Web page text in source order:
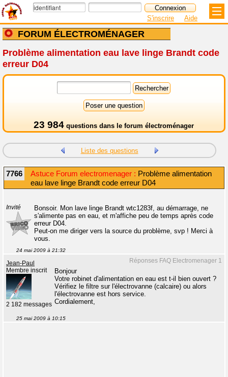
FORUM ÉLECTROMÉNAGER
S'inscrire Aide
Problème alimentation eau lave linge Brandt code
erreur D04
23 984 questions dans le forum électroménager
Liste des questions
7766 Astuce Forum electromenager : Problème alimentation
eau lave linge Brandt code erreur D04
Invité
Bonsoir. Mon lave linge Brandt wtc1283f, au démarrage, ne
s'alimente pas en eau, et m'affiche peu de temps après code
erreur D04.
Peut-on me diriger vers la source du problème, svp ! Merci à
vous.
24 mai 2009 à 21:32
Réponses FAQ Electromenager 1
Jean-Paul
Membre inscrit
2 182 messages
Bonjour
Votre robinet d'alimentation en eau est t-il bien ouvert ?
Vérifiez le filtre sur l'électrovanne (calcaire) ou alors
l'électrovanne est hors service.
Cordialement,
25 mai 2009 à 10:15